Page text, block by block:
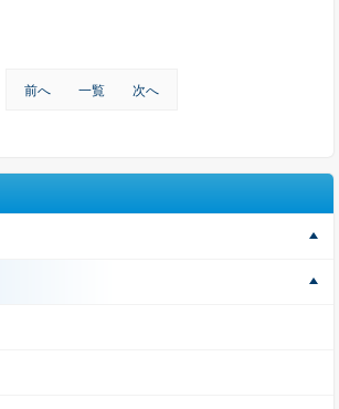
前へ 一覧 次へ